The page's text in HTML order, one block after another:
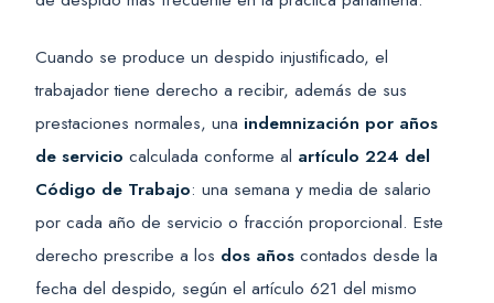
Cuando se produce un despido injustificado, el
trabajador tiene derecho a recibir, además de sus
prestaciones normales, una indemnización por años
de servicio calculada conforme al artículo 224 del
Código de Trabajo: una semana y media de salario
por cada año de servicio o fracción proporcional. Este
derecho prescribe a los dos años contados desde la
fecha del despido, según el artículo 621 del mismo